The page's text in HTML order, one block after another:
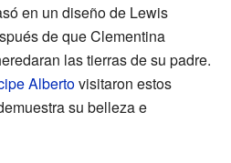
en un diseño de Lewis
de que Clementina
las tierras de su padre.
Albertovisitaron estos
su belleza e